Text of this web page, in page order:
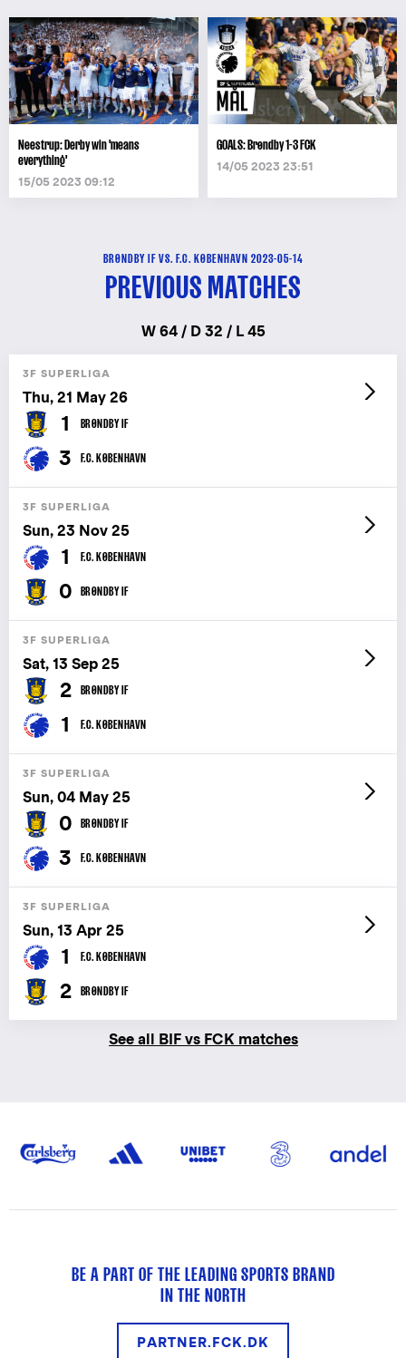
Neestrup: Derby win 'means
everything'
15/05 2023 09:12
GOALS: Brøndby 1-3 FCK
14/05 2023 23:51
BRØNDBY IF VS. F.C. KØBENHAVN 2023-05-14
PREVIOUS MATCHES
W 64 / D 32 / L 45
3F SUPERLIGA
Thu, 21 May 26
1 BRØNDBY IF
3 F.C. KØBENHAVN
3F SUPERLIGA
Sun, 23 Nov 25
1 F.C. KØBENHAVN
0 BRØNDBY IF
3F SUPERLIGA
Sat, 13 Sep 25
2 BRØNDBY IF
1 F.C. KØBENHAVN
3F SUPERLIGA
Sun, 04 May 25
0 BRØNDBY IF
3 F.C. KØBENHAVN
3F SUPERLIGA
Sun, 13 Apr 25
1 F.C. KØBENHAVN
2 BRØNDBY IF
See all BIF vs FCK matches
BE A PART OF THE LEADING SPORTS BRAND
IN THE NORTH
PARTNER.FCK.DK